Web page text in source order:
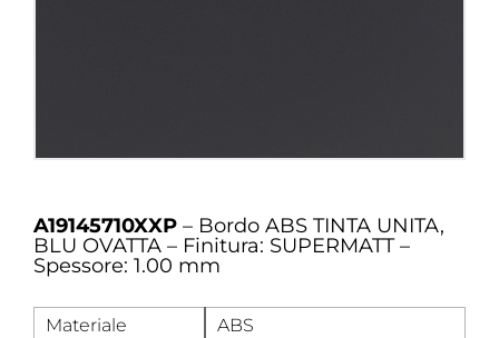
A19145710XXP – Bordo ABS TINTA UNITA,
BLU OVATTA – Finitura: SUPERMATT –
Spessore: 1.00 mm
Materiale
ABS